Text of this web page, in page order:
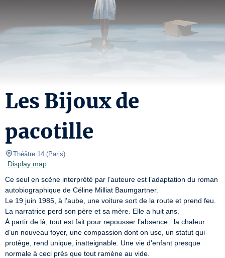
Les Bijoux de
pacotille
Théâtre 14 (Paris)
Display map
Ce seul en scène interprété par l’auteure est l’adaptation du roman
autobiographique de Céline Milliat Baumgartner.
Le 19 juin 1985, à l’aube, une voiture sort de la route et prend feu.
La narratrice perd son père et sa mère. Elle a huit ans.
À partir de là, tout est fait pour repousser l’absence : la chaleur
d’un nouveau foyer, une compassion dont on use, un statut qui
protège, rend unique, inatteignable. Une vie d’enfant presque
normale à ceci près que tout ramène au vide.